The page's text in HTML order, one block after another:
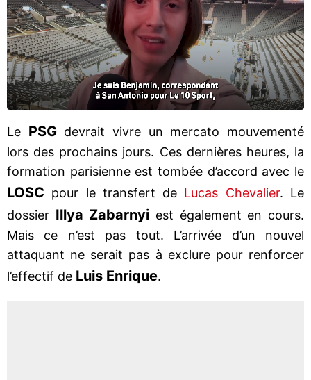
Le PSGdevrait vivre un mercato mouvementé
lors des prochains jours. Ces dernières heures, la
formation parisienne est tombée d’accord avec le
LOSC pour le transfert de Lucas Chevalier. Le
dossier Illya Zabarnyi est également en cours.
Mais ce n’est pas tout. L’arrivée d’un nouvel
attaquant ne serait pas à exclure pour renforcer
l’effectif de Luis Enrique.